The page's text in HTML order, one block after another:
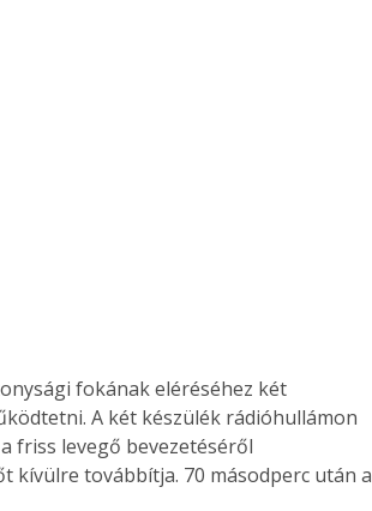
fokának eléréséhez két
A két készülék rádióhullámon
friss levegő bevezetéséről
kívülre továbbítja. 70 másodperc után a